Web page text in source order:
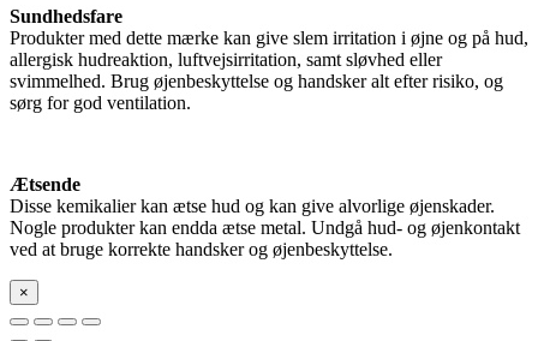
Sundhedsfare
Produkter med dette mærke kan give slem irritation i øjne og på hud,
allergisk hudreaktion, luftvejsirritation, samt sløvhed eller
svimmelhed. Brug øjenbeskyttelse og handsker alt efter risiko, og
sørg for god ventilation.
Ætsende
Disse kemikalier kan ætse hud og kan give alvorlige øjenskader.
Nogle produkter kan endda ætse metal. Undgå hud- og øjenkontakt
ved at bruge korrekte handsker og øjenbeskyttelse.
×